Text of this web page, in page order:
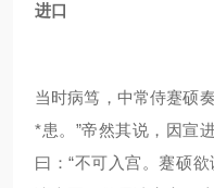
进口
当时病笃，中常侍蹇硕
*患。”帝然其说，因宣
曰：“不可入宫。蹇硕